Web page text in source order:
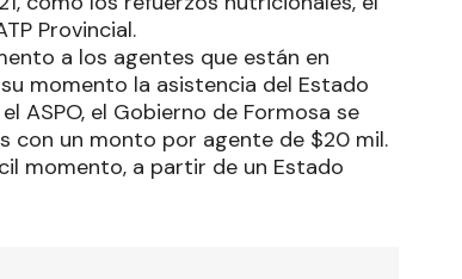
Provincial.
a los agentes que están en
momento la asistencia del Estado
ASPO, el Gobierno de Formosa se
con un monto por agente de $20 mil.
momento, a partir de un Estado